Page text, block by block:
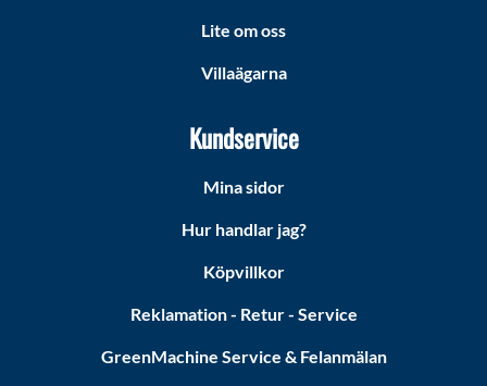
Lite om oss
Villaägarna
Kundservice
Mina sidor
Hur handlar jag?
Köpvillkor
Reklamation - Retur - Service
GreenMachine Service & Felanmälan